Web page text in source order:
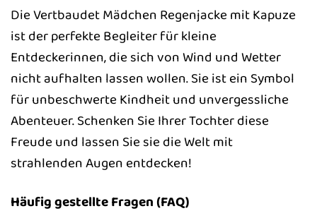
Die Vertbaudet Mädchen Regenjacke mit Kapuze
ist der perfekte Begleiter für kleine
Entdeckerinnen, die sich von Wind und Wetter
nicht aufhalten lassen wollen. Sie ist ein Symbol
für unbeschwerte Kindheit und unvergessliche
Abenteuer. Schenken Sie Ihrer Tochter diese
Freude und lassen Sie sie die Welt mit
strahlenden Augen entdecken!
Häufig gestellte Fragen (FAQ)